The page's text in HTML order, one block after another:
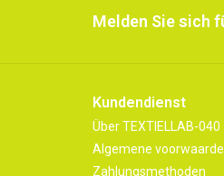
Melden Sie sich
Kundendienst
Über TEXTIELLAB-040
Algemene
Zahlungsmethoden